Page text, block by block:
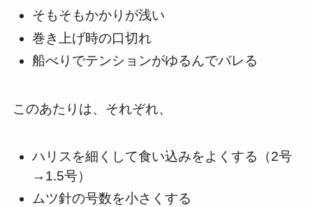
そもそもかかりが浅い
巻き上げ時の口切れ
船べりでテンションがゆるんでバレる
このあたりは、それぞれ、
ハリスを細くして食い込みをよくする（2号
→1.5号）
ムツ針の号数を小さくする